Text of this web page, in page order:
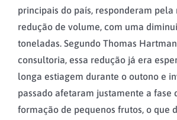
principais do país, responderam
redução de volume, com uma
toneladas. Segundo Thomas
consultoria, essa redução já era
longa estiagem durante o outono e
passado afetaram justamente a fase
formação de pequenos frutos, o que